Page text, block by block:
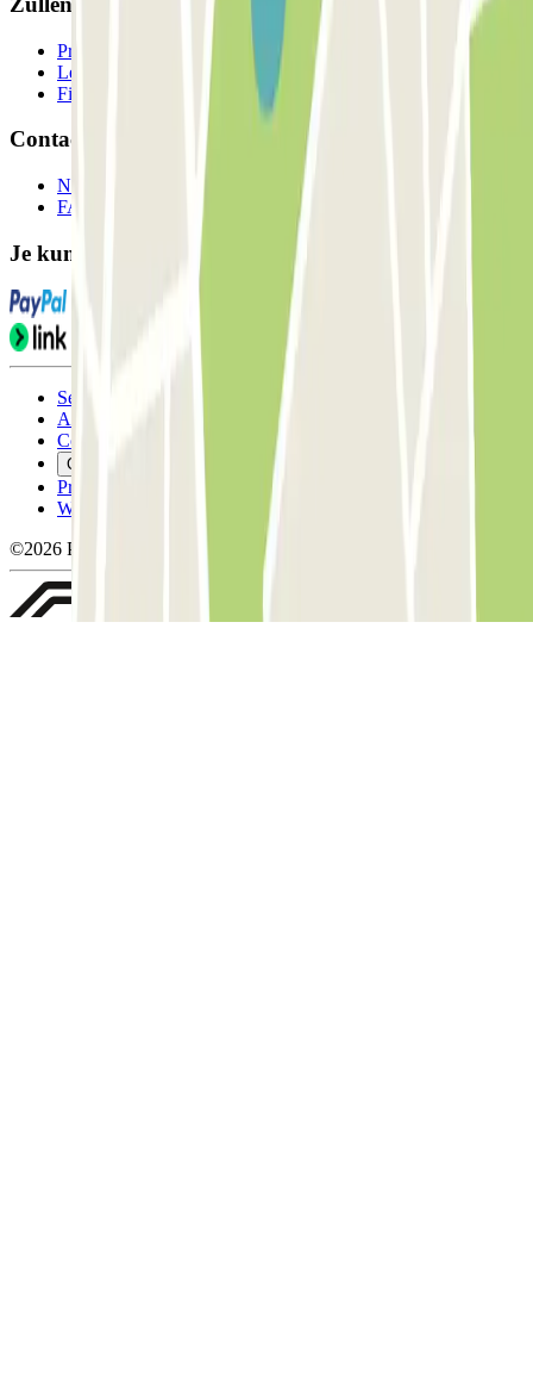
Professionals
Leverancier parkeren
Filialen
Contact
Neem contact met ons op
FAQ
Je kunt deze betaalmethoden gebruiken:
Servicevoorwaarden
Annuleringsvoorwaarden
Cookiebeleid
Cookies beheren
Privacybeleid
Whistleblowing
©2026 Parclick. All rights reserved